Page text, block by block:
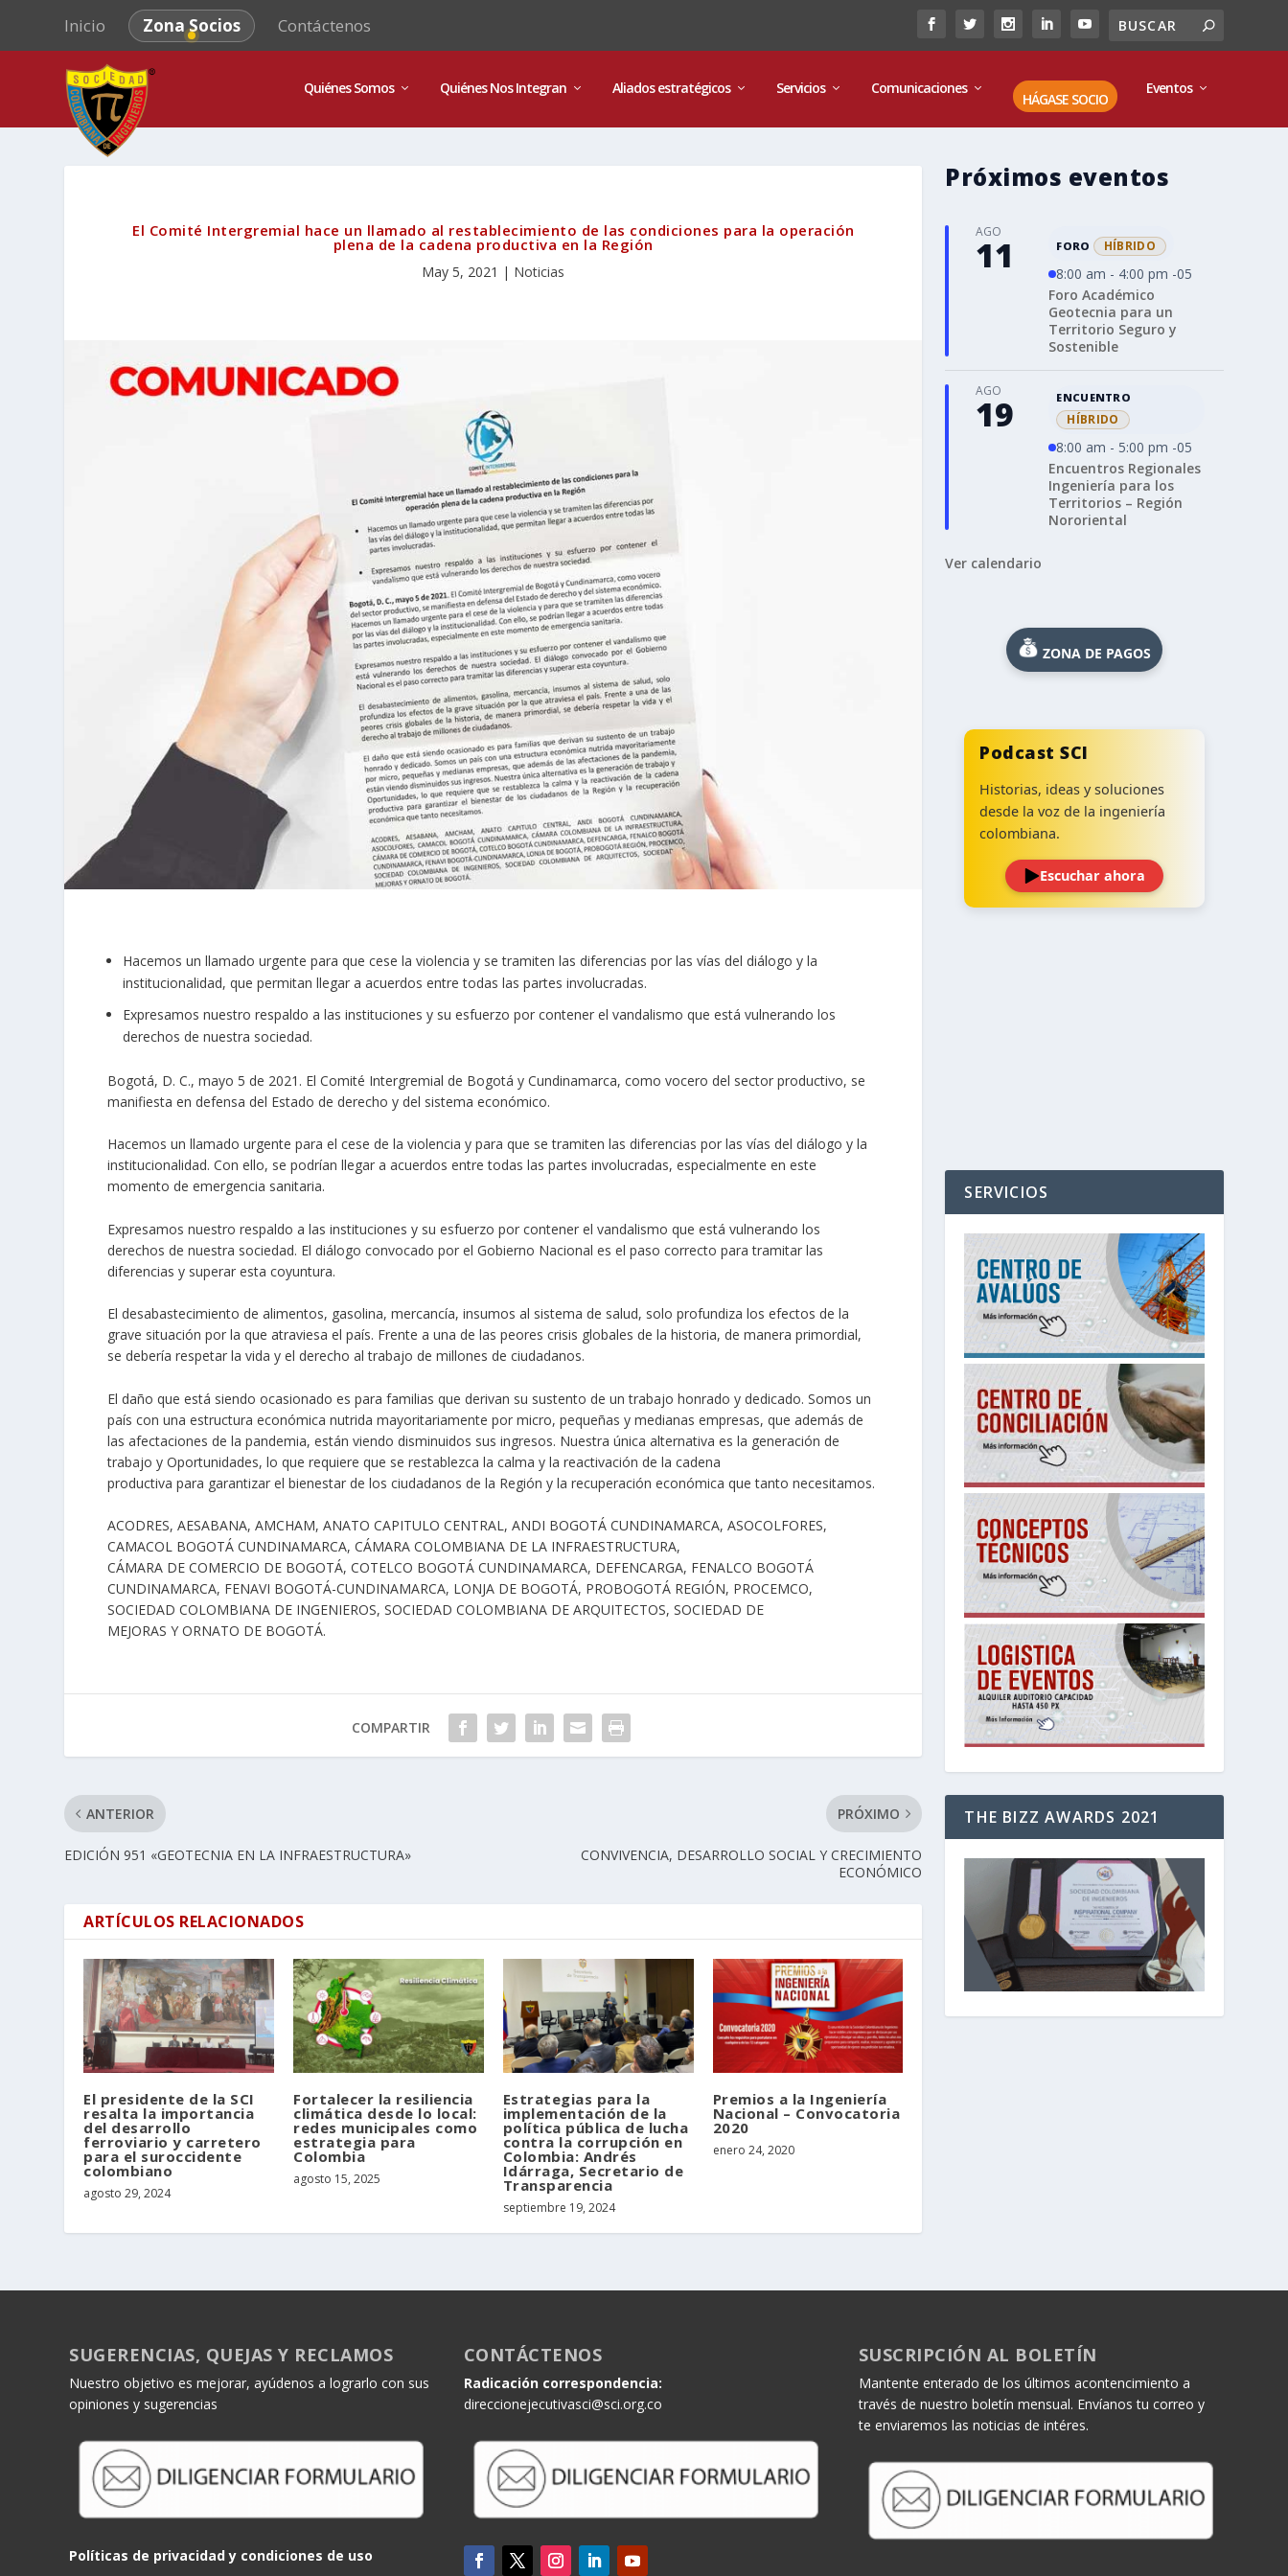
Inicio Zona Socios Contáctenos
Quiénes Somos Quiénes Nos Integran Aliados estratégicos Servicios Comunicaciones
HÁGASE SOCIO
Eventos
El Comité Intergremial hace un llamado al restablecimiento de las condiciones para la operación
plena de la cadena productiva en la Región
May 5, 2021 | Noticias
Hacemos un llamado urgente para que cese la violencia y se tramiten las diferencias por las vías del diálogo y la
institucionalidad, que permitan llegar a acuerdos entre todas las partes involucradas.
Expresamos nuestro respaldo a las instituciones y su esfuerzo por contener el vandalismo que está vulnerando los
derechos de nuestra sociedad.
Bogotá, D. C., mayo 5 de 2021. El Comité Intergremial de Bogotá y Cundinamarca, como vocero del sector productivo, se
manifiesta en defensa del Estado de derecho y del sistema económico.
Hacemos un llamado urgente para el cese de la violencia y para que se tramiten las diferencias por las vías del diálogo y la
institucionalidad. Con ello, se podrían llegar a acuerdos entre todas las partes involucradas, especialmente en este
momento de emergencia sanitaria.
Expresamos nuestro respaldo a las instituciones y su esfuerzo por contener el vandalismo que está vulnerando los
derechos de nuestra sociedad. El diálogo convocado por el Gobierno Nacional es el paso correcto para tramitar las
diferencias y superar esta coyuntura.
El desabastecimiento de alimentos, gasolina, mercancía, insumos al sistema de salud, solo profundiza los efectos de la
grave situación por la que atraviesa el país. Frente a una de las peores crisis globales de la historia, de manera primordial,
se debería respetar la vida y el derecho al trabajo de millones de ciudadanos.
El daño que está siendo ocasionado es para familias que derivan su sustento de un trabajo honrado y dedicado. Somos un
país con una estructura económica nutrida mayoritariamente por micro, pequeñas y medianas empresas, que además de
las afectaciones de la pandemia, están viendo disminuidos sus ingresos. Nuestra única alternativa es la generación de
trabajo y Oportunidades, lo que requiere que se restablezca la calma y la reactivación de la cadena
productiva para garantizar el bienestar de los ciudadanos de la Región y la recuperación económica que tanto necesitamos.
ACODRES, AESABANA, AMCHAM, ANATO CAPITULO CENTRAL, ANDI BOGOTÁ CUNDINAMARCA, ASOCOLFORES,
CAMACOL BOGOTÁ CUNDINAMARCA, CÁMARA COLOMBIANA DE LA INFRAESTRUCTURA,
CÁMARA DE COMERCIO DE BOGOTÁ, COTELCO BOGOTÁ CUNDINAMARCA, DEFENCARGA, FENALCO BOGOTÁ
CUNDINAMARCA, FENAVI BOGOTÁ-CUNDINAMARCA, LONJA DE BOGOTÁ, PROBOGOTÁ REGIÓN, PROCEMCO,
SOCIEDAD COLOMBIANA DE INGENIEROS, SOCIEDAD COLOMBIANA DE ARQUITECTOS, SOCIEDAD DE
MEJORAS Y ORNATO DE BOGOTÁ.
COMPARTIR
ANTERIOR
EDICIÓN 951 «GEOTECNIA EN LA INFRAESTRUCTURA»
PRÓXIMO
CONVIVENCIA, DESARROLLO SOCIAL Y CRECIMIENTO
ECONÓMICO
ARTÍCULOS RELACIONADOS
El presidente de la SCI
resalta la importancia
del desarrollo
ferroviario y carretero
para el suroccidente
colombiano
agosto 29, 2024
Fortalecer la resiliencia
climática desde lo local:
redes municipales como
estrategia para
Colombia
agosto 15, 2025
Estrategias para la
implementación de la
política pública de lucha
contra la corrupción en
Colombia: Andrés
Idárraga, Secretario de
Transparencia
septiembre 19, 2024
Premios a la Ingeniería
Nacional – Convocatoria
2020
enero 24, 2020
Próximos eventos
AGO
11 FORO HÍBRIDO
8:00 am - 4:00 pm -05
Foro Académico
Geotecnia para un
Territorio Seguro y
Sostenible
AGO
19 ENCUENTRO
HÍBRIDO
8:00 am - 5:00 pm -05
Encuentros Regionales
Ingeniería para los
Territorios – Región
Nororiental
Ver calendario
ZONA DE PAGOS
Podcast SCI
Historias, ideas y soluciones
desde la voz de la ingeniería
colombiana.
Escuchar ahora
SERVICIOS
THE BIZZ AWARDS 2021
SUGERENCIAS, QUEJAS Y RECLAMOS
Nuestro objetivo es mejorar, ayúdenos a lograrlo con sus
opiniones y sugerencias
Políticas de privacidad y condiciones de uso
CONTÁCTENOS
Radicación correspondencia:
direccionejecutivasci@sci.org.co
SUSCRIPCIÓN AL BOLETÍN
Mantente enterado de los últimos acontencimiento a
través de nuestro boletín mensual. Envíanos tu correo y
te enviaremos las noticias de intéres.